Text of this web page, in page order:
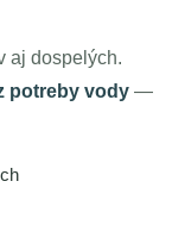
aj dospelých.
potreby vody —